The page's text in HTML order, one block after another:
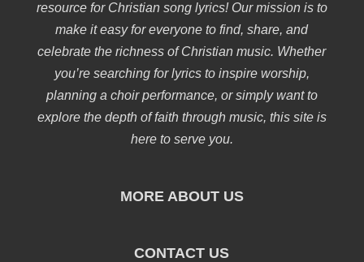
resource for Christian song lyrics! Our mission is to
make it easy for everyone to find, share, and
celebrate the richness of Christian music. Whether
you’re searching for lyrics to inspire worship,
planning a choir performance, or simply want to
explore the depth of faith through music, this site is
here to serve you.
MORE ABOUT US
CONTACT US